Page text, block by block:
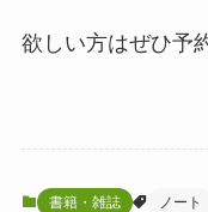
欲しい方はぜひ予
書籍・雑誌 ノート